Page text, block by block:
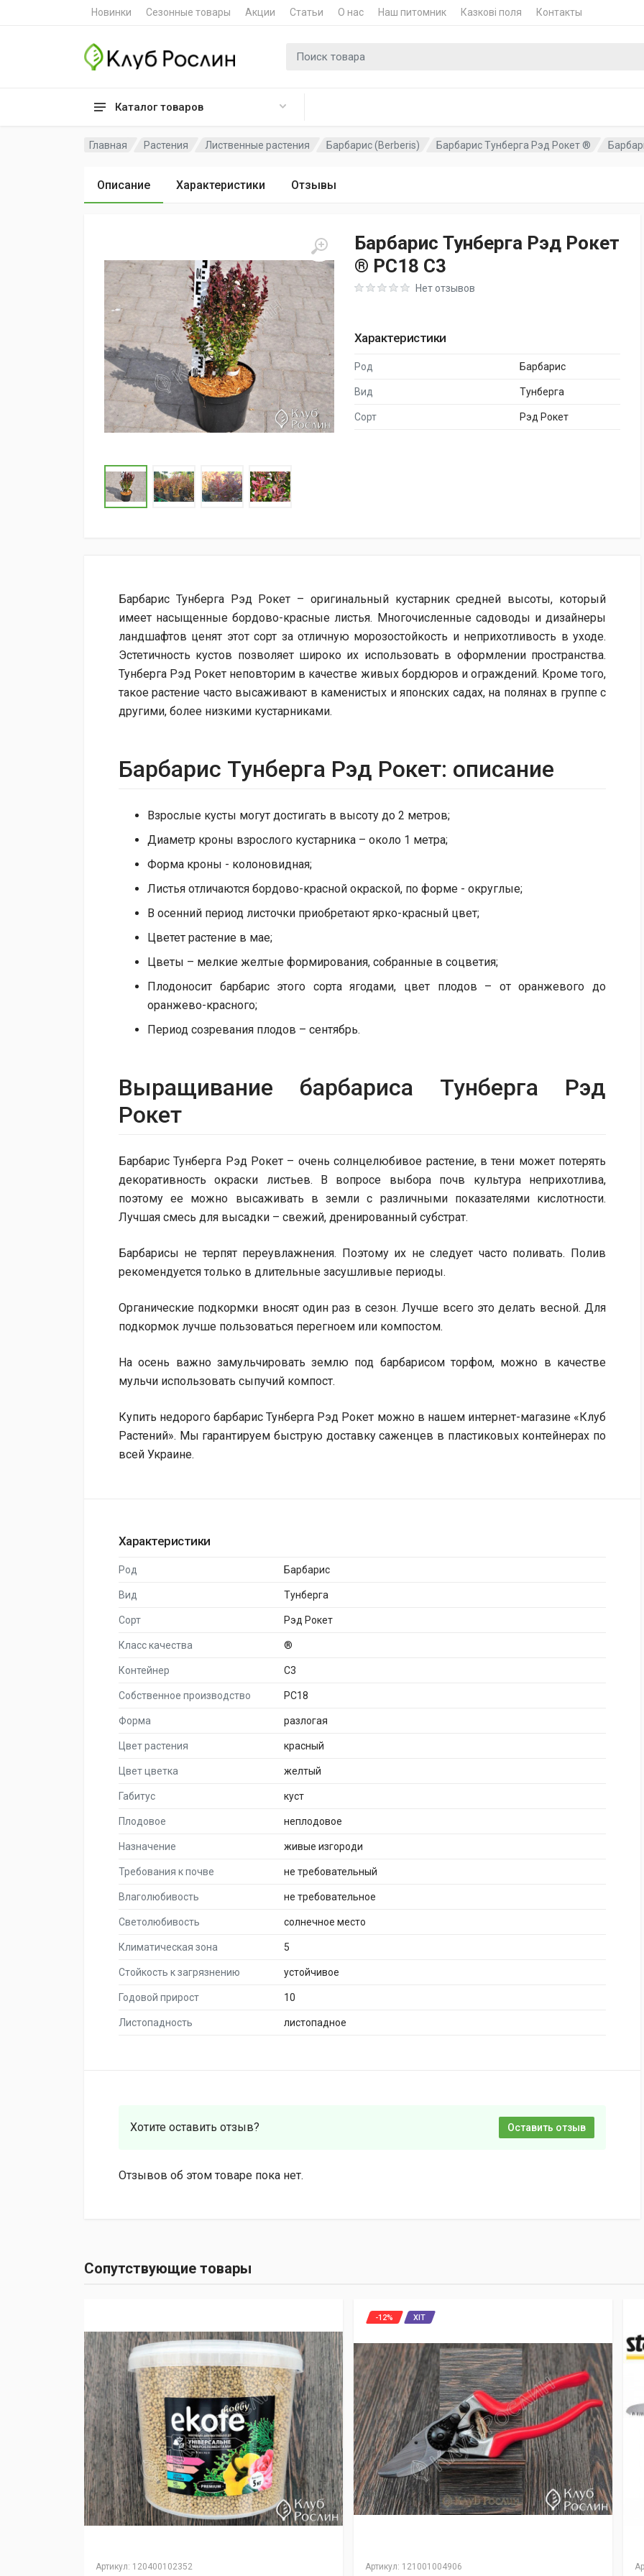
Новинки Сезонные товары Акции Статьи О нас Наш питомник Казкові поля Контакты
Каталог товаров
Поиск для
Главная Растения Лиственные растения Барбарис (Berberis) Барбарис Тунберга Рэд Рокет ®
Описание Характеристики Отзывы
Барбарис Тунберга Рэд Рокет
® PC18 C3
Rating: 0 out of 5Нет отзывов
Характеристики
Род Барбарис
Вид Тунберга
Сорт Рэд Рокет
Барбарис Тунберга Рэд Рокет – оригинальный кустарник средней высоты, который
имеет насыщенные бордово-красные листья. Многочисленные садоводы и дизайнеры
ландшафтов ценят этот сорт за отличную морозостойкость и неприхотливость в уходе.
Эстетичность кустов позволяет широко их использовать в оформлении пространства.
Тунберга Рэд Рокет неповторим в качестве живых бордюров и ограждений. Кроме того,
такое растение часто высаживают в каменистых и японских садах, на полянах в группе с
другими, более низкими кустарниками.
Барбарис Тунберга Рэд Рокет: описание
Взрослые кусты могут достигать в высоту до 2 метров;
Диаметр кроны взрослого кустарника – около 1 метра;
Форма кроны - колоновидная;
Листья отличаются бордово-красной окраской, по форме - округлые;
В осенний период листочки приобретают ярко-красный цвет;
Цветет растение в мае;
Цветы – мелкие желтые формирования, собранные в соцветия;
Плодоносит барбарис этого сорта ягодами, цвет плодов – от оранжевого до
оранжево-красного;
Период созревания плодов – сентябрь.
Выращивание барбариса Тунберга Рэд
Рокет
Барбарис Тунберга Рэд Рокет – очень солнцелюбивое растение, в тени может потерять
декоративность окраски листьев. В вопросе выбора почв культура неприхотлива,
поэтому ее можно высаживать в земли с различными показателями кислотности.
Лучшая смесь для высадки – свежий, дренированный субстрат.
Барбарисы не терпят переувлажнения. Поэтому их не следует часто поливать. Полив
рекомендуется только в длительные засушливые периоды.
Органические подкормки вносят один раз в сезон. Лучше всего это делать весной. Для
подкормок лучше пользоваться перегноем или компостом.
На осень важно замульчировать землю под барбарисом торфом, можно в качестве
мульчи использовать сыпучий компост.
Купить недорого барбарис Тунберга Рэд Рокет можно в нашем интернет-магазине «Клуб
Растений». Мы гарантируем быструю доставку саженцев в пластиковых контейнерах по
всей Украине.
Характеристики
Род Барбарис
Вид Тунберга
Сорт Рэд Рокет
Класс качества ®
Контейнер C3
Собственное производство PC18
Форма разлогая
Цвет растения красный
Цвет цветка желтый
Габитус куст
Плодовое неплодовое
Назначение живые изгороди
Требования к почве не требовательный
Влаголюбивость не требовательное
Светолюбивость солнечное место
Климатическая зона 5
Стойкость к загрязнению устойчивое
Годовой прирост 10
Листопадность листопадное
Хотите оставить отзыв? Оставить отзыв
Отзывов об этом товаре пока нет.
Сопутствующие товары
Артикул: 120400102352 Артикул: 121001004906
-12% ХІТ